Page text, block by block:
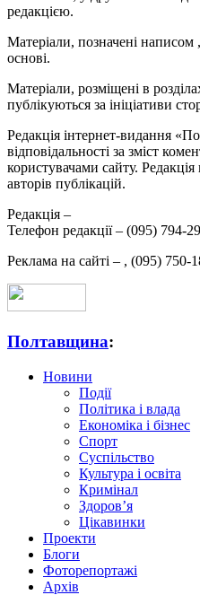
редакцією.
Матеріали, позначені написом
основі.
Матеріали, розміщені в
публікуються за ініціативи
Редакція інтернет-видання
відповідальності за зміст
користувачами сайту.
авторів публікацій.
Редакція –
Телефон редакції – (095) 794-
Реклама на сайті – , (095) 750-
Полтавщина:
Новини
Події
Політика і влада
Економіка і бізнес
Спорт
Суспільство
Культура і освіта
Кримінал
Здоров’я
Цікавинки
Проекти
Блоги
Фоторепортажі
Архів